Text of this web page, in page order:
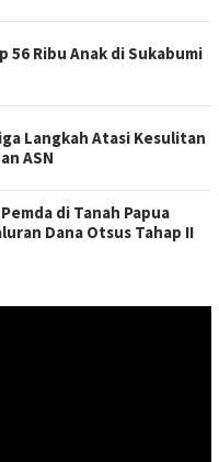
56 Ribu Anak di Sukabumi
Langkah Atasi Kesulitan
ASN
di Tanah Papua
Dana Otsus Tahap II